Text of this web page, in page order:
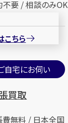
要 / 相談のみOK
こちら
自宅にお伺い
買取
無料 / 日本全国